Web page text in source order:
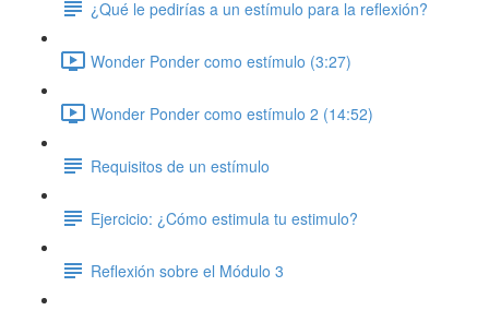
¿Qué le pedirías a un estímulo para la reflexión?
Wonder Ponder como estímulo (3:27)
Wonder Ponder como estímulo 2 (14:52)
Requisitos de un estímulo
Ejercicio: ¿Cómo estimula tu estimulo?
Reflexión sobre el Módulo 3